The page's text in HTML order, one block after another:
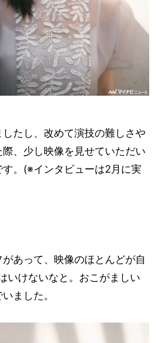
たし、改めて演技の難しさや
、少し映像を見せていただい
。(※インタビューは2月に実
あって、映像のほとんどが自
いけないなと。おこがましい
ました。